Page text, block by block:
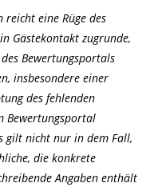
reicht eine Rüge des
Gästekontakt zugrunde,
Bewertungsportals
insbesondere einer
des fehlenden
Bewertungsportal
gilt nicht nur in dem Fall,
die konkrete
Angaben enthält